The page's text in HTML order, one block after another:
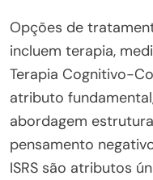
Opções de
incluem terapia,
Terapia Cognitivo-
atributo
abordagem
pensamento
ISRS são atributos